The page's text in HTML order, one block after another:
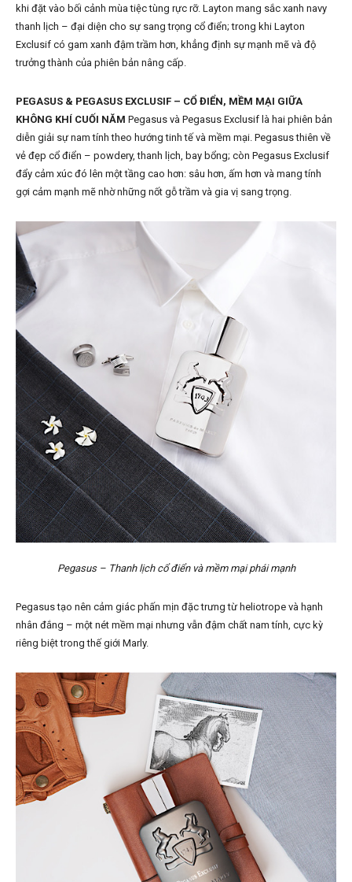
khi đặt vào bối cảnh mùa tiệc tùng rực rỡ. Layton mang sắc xanh navy
thanh lịch – đại diện cho sự sang trọng cổ điển; trong khi Layton
Exclusif có gam xanh đậm trầm hơn, khẳng định sự mạnh mẽ và độ
trưởng thành của phiên bản nâng cấp.
PEGASUS & PEGASUS EXCLUSIF – CỔ ĐIỂN, MỀM MẠI GIỮA
KHÔNG KHÍ CUỐI NĂM Pegasus và Pegasus Exclusif là hai phiên bản
diễn giải sự nam tính theo hướng tinh tế và mềm mại. Pegasus thiên về
vẻ đẹp cổ điển – powdery, thanh lịch, bay bổng; còn Pegasus Exclusif
đẩy cảm xúc đó lên một tầng cao hơn: sâu hơn, ấm hơn và mang tính
gợi cảm mạnh mẽ nhờ những nốt gỗ trầm và gia vị sang trọng.
Pegasus – Thanh lịch cổ điển và mềm mại phái mạnh
Pegasus tạo nên cảm giác phấn mịn đặc trưng từ heliotrope và hạnh
nhân đắng – một nét mềm mại nhưng vẫn đậm chất nam tính, cực kỳ
riêng biệt trong thế giới Marly.